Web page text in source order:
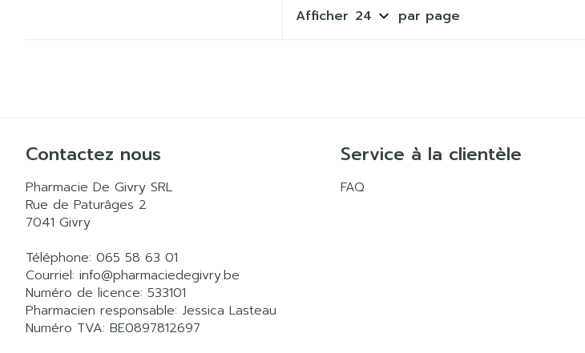
Afficher par page
Contactez nous
Pharmacie De Givry SRL
Rue de Paturâges 2
7041 Givry
Téléphone: 065 58 63 01
Courriel: info@pharmaciedegivry.be
Numéro de licence: 533101
Pharmacien responsable: Jessica Lasteau
Numéro TVA: BE0897812697
Service à la clientèle
FAQ